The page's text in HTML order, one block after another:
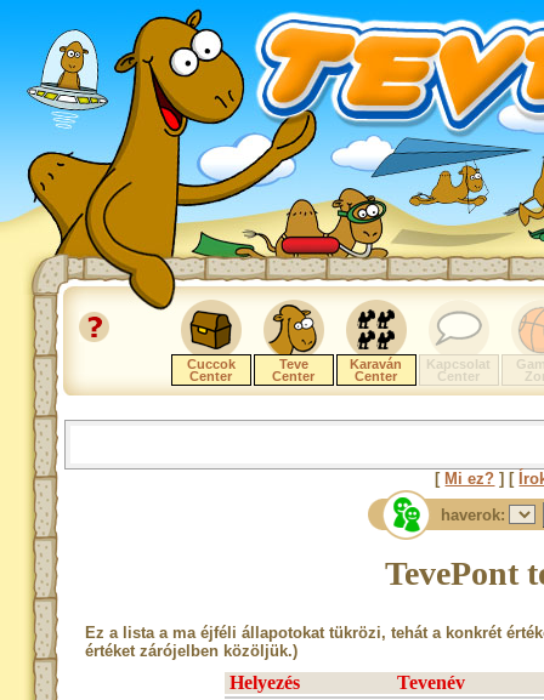
Cuccok
Center
Teve
Center
Karaván
Center
Kapcsolat
Center
[ Mi ez? ] [
haverok:
TevePont
Ez a lista a ma éjféli állapotokat tükrözi, tehát a konkrét
értéket zárójelben közöljük.)
Helyezés Tevenév